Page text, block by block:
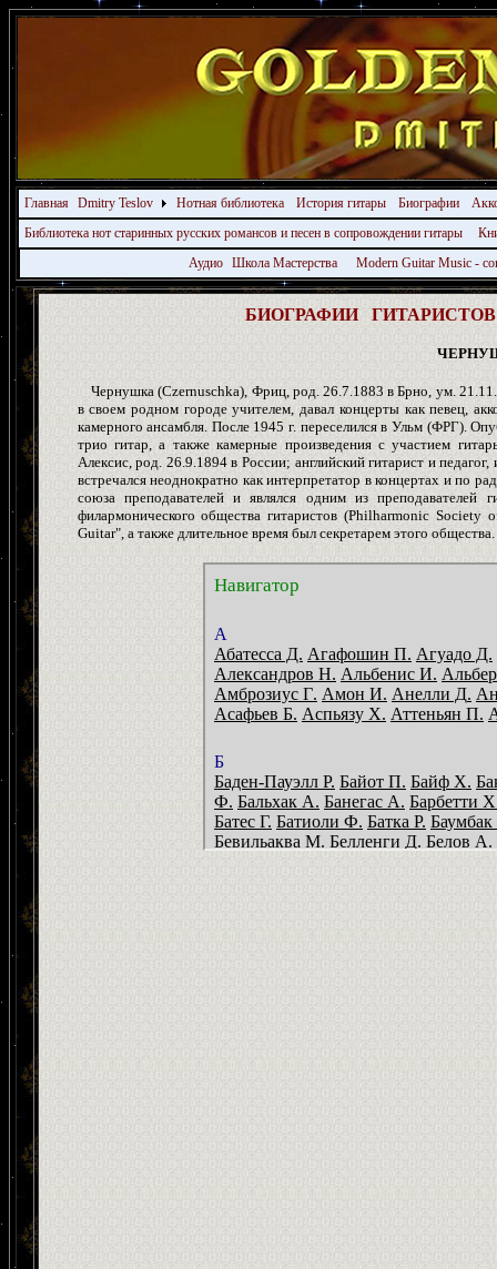
Главная Dmitry Teslov Нотная библиотека История гитары Биографии
Библиотека нот старинных русских романсов и песен в сопровождении гитары
Аудио Школа Мастерства Modern Guitar Music -
БИОГРАФИИ ГИТАРИСТОВ
Чернушка (Czernuschka), Фриц, род. 26.7.1883 в Брно, ум.
в своем родном городе учителем, давал концерты как певец,
камерного ансамбля. После 1945 г. переселился в Ульм (ФРГ).
трио гитар, а также камерные произведения с участием
Алексис, род. 26.9.1894 в России; английский гитарист и
встречался неоднократно как интерпретатор в концертах и по
союза преподавателей и являлся одним из
филармонического общества гитаристов (Philharmonic
Guitar", а также длительное время был секретарем этого